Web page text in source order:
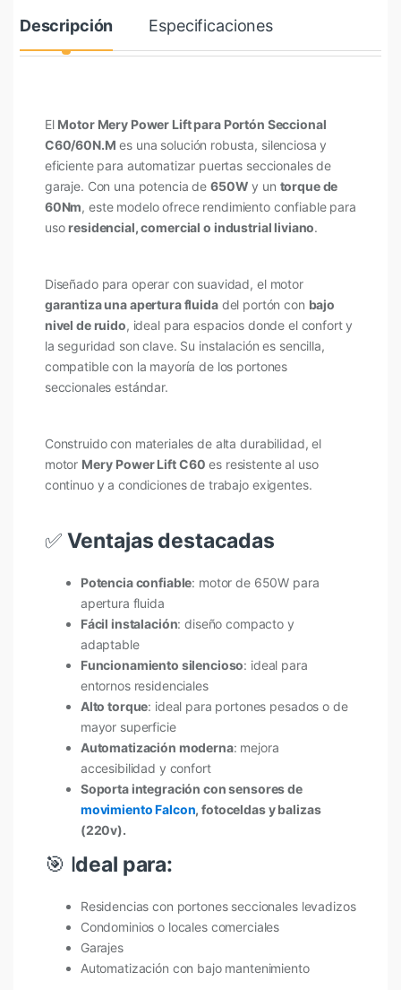
Descripción Especificaciones
El Motor Mery Power Lift para Portón Seccional
C60/60N.M es una solución robusta, silenciosa y
eficiente para automatizar puertas seccionales de
garaje. Con una potencia de 650W y un torque de
60Nm, este modelo ofrece rendimiento confiable para
uso residencial, comercial o industrial liviano.
Diseñado para operar con suavidad, el motor
garantiza una apertura fluidadel portón con bajo
nivel de ruido, ideal para espacios donde el confort y
la seguridad son clave. Su instalación es sencilla,
compatible con la mayoría de los portones
seccionales estándar.
Construido con materiales de alta durabilidad, el
motor Mery Power Lift C60 es resistente al uso
continuo y a condiciones de trabajo exigentes.
✅ Ventajas destacadas
Potencia confiable: motor de 650W para
apertura fluida
Fácil instalación: diseño compacto y
adaptable
Funcionamiento silencioso: ideal para
entornos residenciales
Alto torque: ideal para portones pesados o de
mayor superficie
Automatización moderna: mejora
accesibilidad y confort
Soporta integración con sensores de
movimiento Falcon, fotoceldas y balizas
(220v).
🎯 Ideal para:
Residencias con portones seccionales levadizos
Condominios o locales comerciales
Garajes
Automatización con bajo mantenimiento